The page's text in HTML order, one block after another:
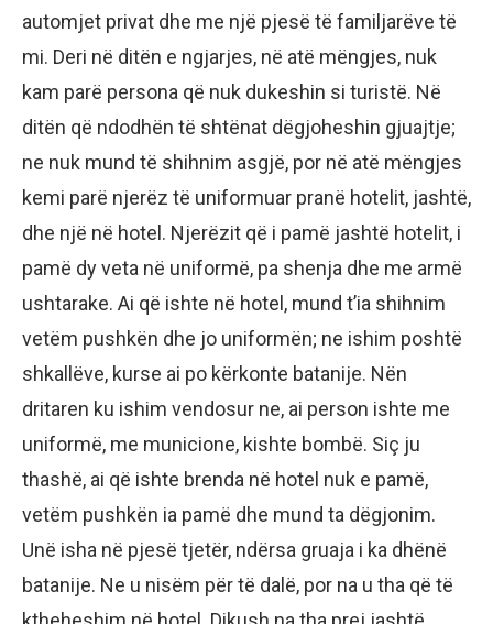
automjet privat dhe me një pjesë të familjarëve të
mi. Deri në ditën e ngjarjes, në atë mëngjes, nuk
kam parë persona që nuk dukeshin si turistë. Në
ditën që ndodhën të shtënat dëgjoheshin gjuajtje;
ne nuk mund të shihnim asgjë, por në atë mëngjes
kemi parë njerëz të uniformuar pranë hotelit, jashtë,
dhe një në hotel. Njerëzit që i pamë jashtë hotelit, i
pamë dy veta në uniformë, pa shenja dhe me armë
ushtarake. Ai që ishte në hotel, mund t’ia shihnim
vetëm pushkën dhe jo uniformën; ne ishim poshtë
shkallëve, kurse ai po kërkonte batanije. Nën
dritaren ku ishim vendosur ne, ai person ishte me
uniformë, me municione, kishte bombë. Siç ju
thashë, ai që ishte brenda në hotel nuk e pamë,
vetëm pushkën ia pamë dhe mund ta dëgjonim.
Unë isha në pjesë tjetër, ndërsa gruaja i ka dhënë
batanije. Ne u nisëm për të dalë, por na u tha që të